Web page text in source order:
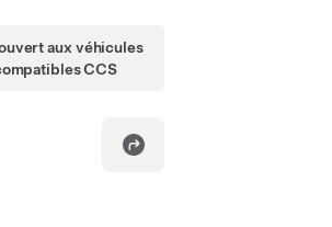
aux véhicules
CCS